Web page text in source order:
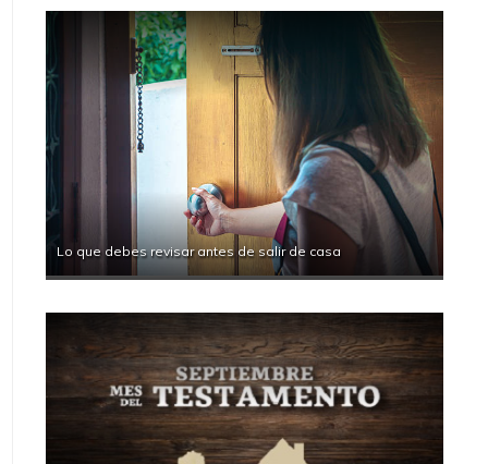
Lo que debes revisar antes de salir de casa